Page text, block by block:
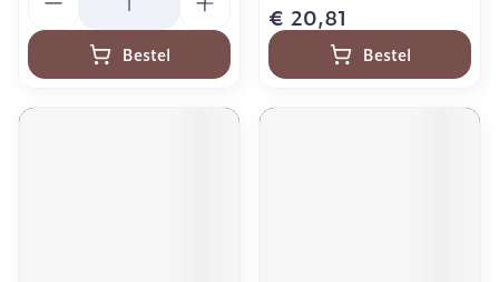
Bestel
€ 20,81
Bestel